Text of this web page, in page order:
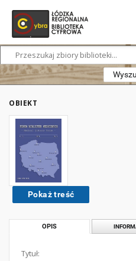
OBIEKT
Pokaż treść
OPIS
Tytuł: